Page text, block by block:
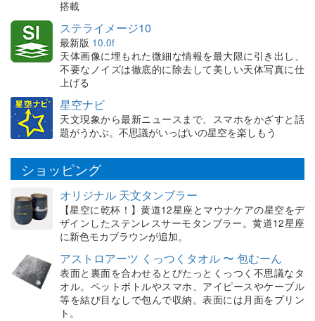
搭載
ステライメージ10
最新版 10.0f
天体画像に埋もれた微細な情報を最大限に引き出し、
不要なノイズは徹底的に除去して美しい天体写真に仕
上げる
星空ナビ
天文現象から最新ニュースまで、スマホをかざすと話
題がうかぶ。不思議がいっぱいの星空を楽しもう
ショッピング
オリジナル 天文タンブラー
【星空に乾杯！】黄道12星座とマウナケアの星空をデ
ザインしたステンレスサーモタンブラー。黄道12星座
に新色モカブラウンが追加。
アストロアーツ くっつくタオル 〜 包むーん
表面と裏面を合わせるとぴたっとくっつく不思議なタ
オル。ペットボトルやスマホ、アイピースやケーブル
等を結び目なしで包んで収納。表面には月面をプリン
ト。